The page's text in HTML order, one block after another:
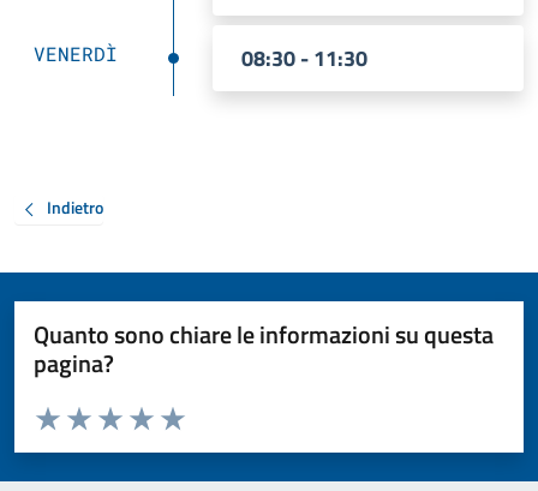
VENERDÌ 08:30 - 11:30
Indietro
Quanto sono chiare le informazioni su questa
pagina?
Valuta da 1 a 5 stelle la pagina
Valuta 5 stelle su 5
Valuta 4 stelle su 5
Valuta 3 stelle su 5
Valuta 2 stelle su 5
Valuta 1 stelle su 5